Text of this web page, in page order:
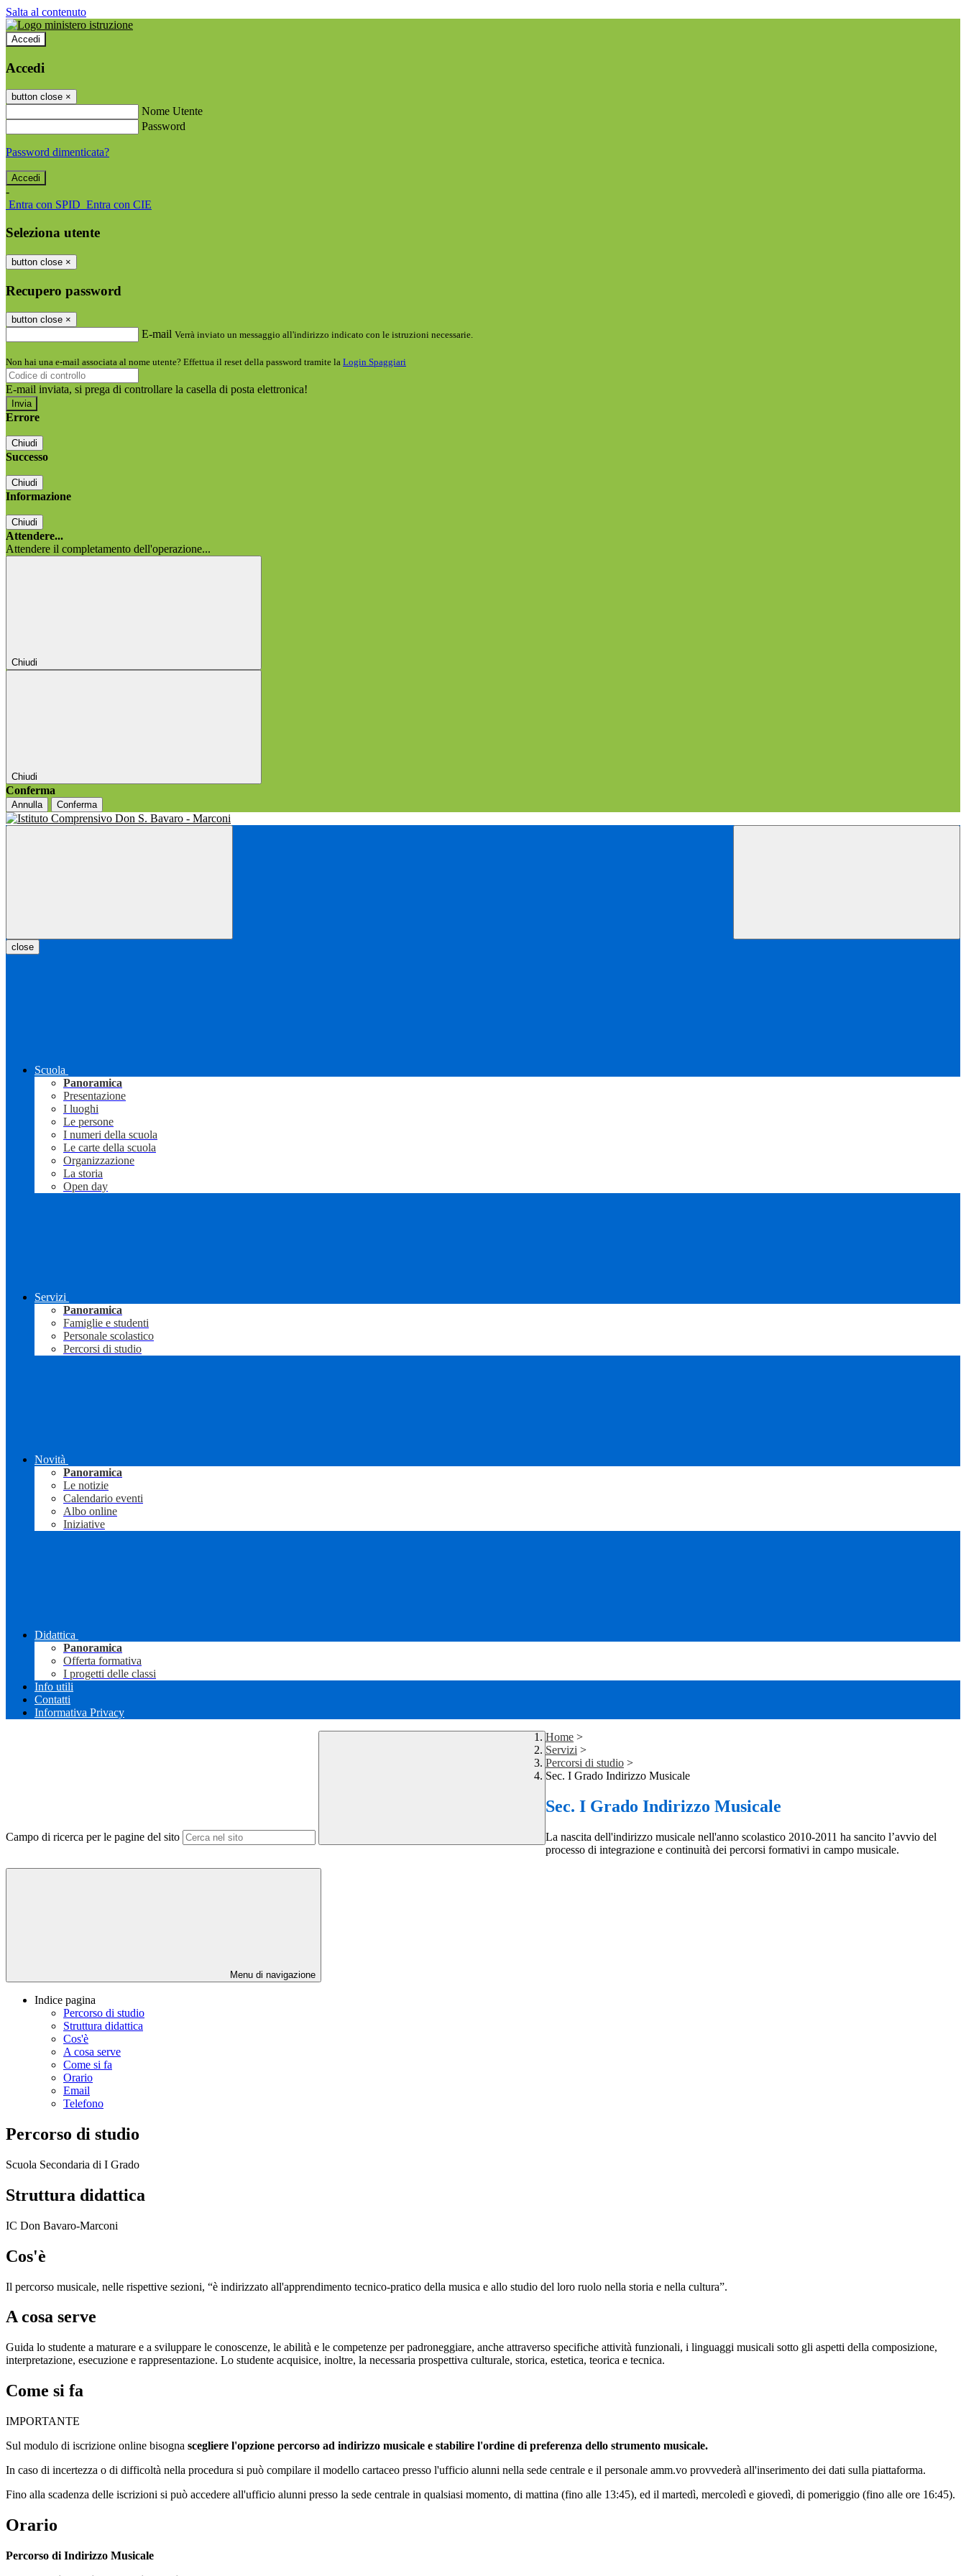
Salta al contenuto
Accedi
Accedi
button close ×
Nome Utente
Password
Password dimenticata?
-
Entra con SPID Entra con CIE
Seleziona utente
button close ×
Recupero password
button close ×
E-mail Verrà inviato un messaggio all'indirizzo indicato con le istruzioni necessarie.
Non hai una e-mail associata al nome utente? Effettua il reset della password tramite la Login Spaggiari
E-mail inviata, si prega di controllare la casella di posta elettronica!
Errore
Chiudi
Successo
Chiudi
Informazione
Chiudi
Attendere...
Attendere il completamento dell'operazione...
Chiudi
Chiudi
Conferma
Annulla Conferma
close
Scuola
Panoramica
Presentazione
I luoghi
Le persone
I numeri della scuola
Le carte della scuola
Organizzazione
La storia
Open day
Servizi
Panoramica
Famiglie e studenti
Personale scolastico
Percorsi di studio
Novità
Panoramica
Le notizie
Calendario eventi
Albo online
Iniziative
Didattica
Panoramica
Offerta formativa
I progetti delle classi
Info utili
Contatti
Informativa Privacy
Campo di ricerca per le pagine del sito
Home >
Servizi >
Percorsi di studio >
Sec. I Grado Indirizzo Musicale
Sec. I Grado Indirizzo Musicale
La nascita dell'indirizzo musicale nell'anno scolastico 2010-2011 ha sancito l’avvio del
processo di integrazione e continuità dei percorsi formativi in campo musicale.
Menu di navigazione
Indice pagina
Percorso di studio
Struttura didattica
Cos'è
A cosa serve
Come si fa
Orario
Email
Telefono
Percorso di studio
Scuola Secondaria di I Grado
Struttura didattica
IC Don Bavaro-Marconi
Cos'è
Il percorso musicale, nelle rispettive sezioni, “è indirizzato all'apprendimento tecnico-pratico della musica e allo studio del loro ruolo nella storia e nella cultura”.
A cosa serve
Guida lo studente a maturare e a sviluppare le conoscenze, le abilità e le competenze per padroneggiare, anche attraverso specifiche attività funzionali, i linguaggi musicali sotto gli aspetti della composizione,
interpretazione, esecuzione e rappresentazione. Lo studente acquisice, inoltre, la necessaria prospettiva culturale, storica, estetica, teorica e tecnica.
Come si fa
IMPORTANTE
Sul modulo di iscrizione online bisogna scegliere l'opzione percorso ad indirizzo musicale e stabilire l'ordine di preferenza dello strumento musicale.
In caso di incertezza o di difficoltà nella procedura si può compilare il modello cartaceo presso l'ufficio alunni nella sede centrale e il personale amm.vo provvederà all'inserimento dei dati sulla piattaforma.
Fino alla scadenza delle iscrizioni si può accedere all'ufficio alunni presso la sede centrale in qualsiasi momento, di mattina (fino alle 13:45), ed il martedì, mercoledì e giovedì, di pomeriggio (fino alle ore 16:45).
Orario
Percorso di Indirizzo Musicale